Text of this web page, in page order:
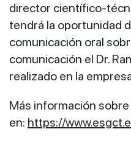
director científico-
tendrá la oportunidad
comunicación oral
comunicación el Dr.
realizado en la
Más información
en: https://